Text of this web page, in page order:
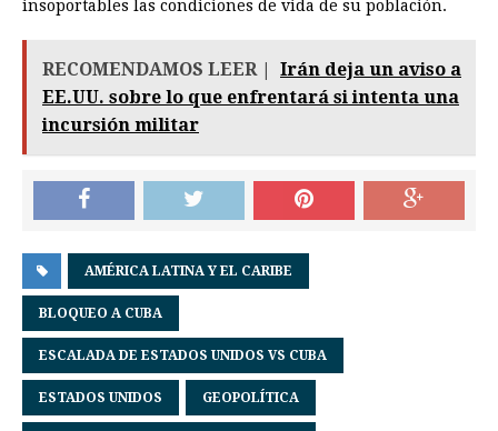
insoportables las condiciones de vida de su población.
RECOMENDAMOS LEER |
Irán deja un aviso a
EE.UU. sobre lo que enfrentará si intenta una
incursión militar
AMÉRICA LATINA Y EL CARIBE
BLOQUEO A CUBA
ESCALADA DE ESTADOS UNIDOS VS CUBA
ESTADOS UNIDOS GEOPOLÍTICA